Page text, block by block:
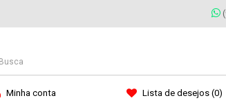
Minha conta Lista de desejos (0)